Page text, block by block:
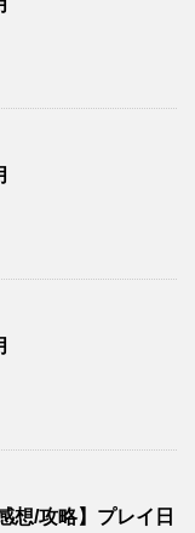
想/攻略】プレイ日